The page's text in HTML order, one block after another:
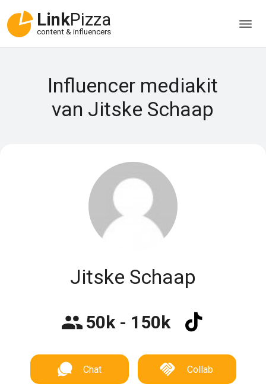
LinkPizza
content & influencers
Influencer mediakit
van Jitske Schaap
Jitske Schaap
50k - 150k
Chat Collab